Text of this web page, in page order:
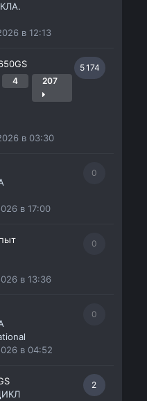
в 12:13
5 174
4 207
в 03:30
0
в 17:00
0
в 13:36
0
в 04:52
2